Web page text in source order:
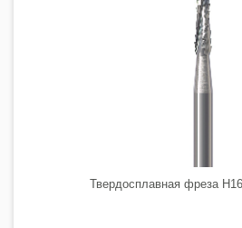
Твердосплавная фреза